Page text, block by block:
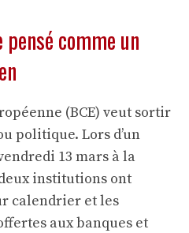
comme un
(BCE) veut sortir
politique. Lors d’un
13 mars à la
institutions ont
calendrier et les
aux banques et